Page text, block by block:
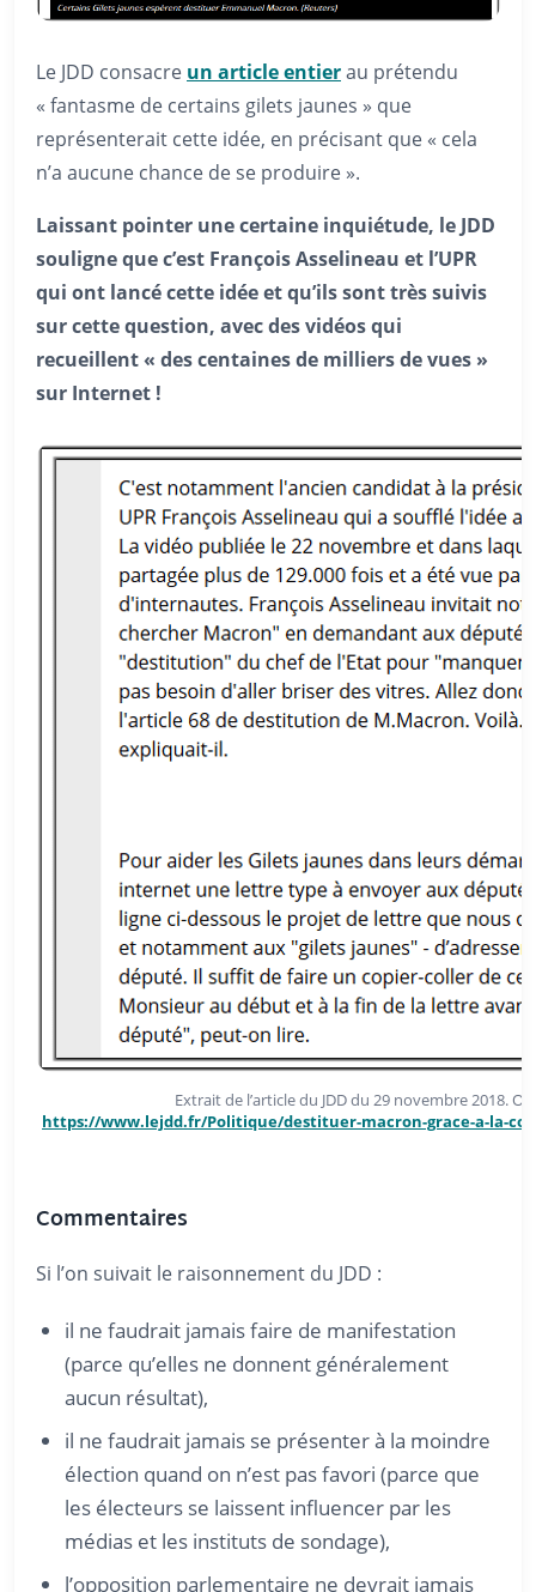
Le JDD consacre un article entierau prétendu
« fantasme de certains gilets jaunes » que
représenterait cette idée, en précisant que « cela
n’a aucune chance de se produire ».
Laissant pointer une certaine inquiétude, le JDD
souligne que c’est François Asselineau et l’UPR
qui ont lancé cette idée et qu’ils sont très suivis
sur cette question, avec des vidéos qui
recueillent « des centaines de milliers de vues »
sur Internet !
Extrait de l’article du JDD du 29 novembre 2018.
https://www.lejdd.fr/Politique/destituer-macron-grace-a-la-
Commentaires
Si l’on suivait le raisonnement du JDD :
il ne faudrait jamais faire de manifestation
(parce qu’elles ne donnent généralement
aucun résultat),
il ne faudrait jamais se présenter à la moindre
élection quand on n’est pas favori (parce que
les électeurs se laissent influencer par les
médias et les instituts de sondage),
l’opposition parlementaire ne devrait jamais